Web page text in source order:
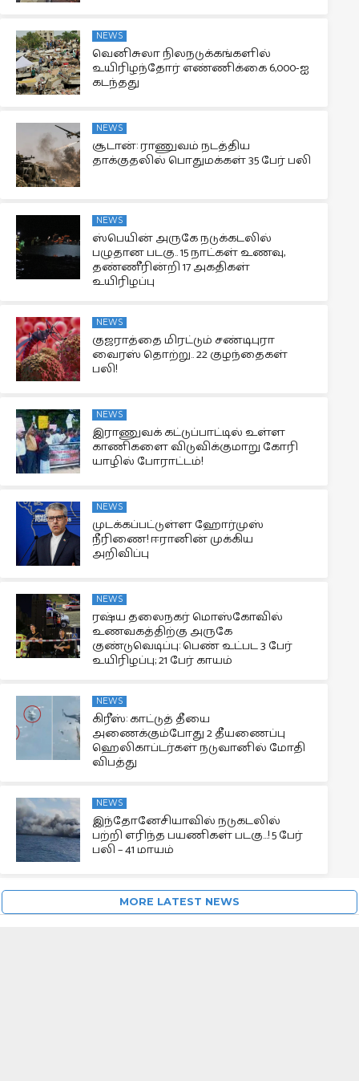
NEWS
வெனிசுலா நிலநடுக்கங்களில்
உயிரிழந்தோர் எண்ணிக்கை 6,000-ஐ
கடந்தது
NEWS
சூடான்: ராணுவம் நடத்திய
தாக்குதலில் பொதுமக்கள் 35 பேர் பலி
NEWS
ஸ்பெயின் அருகே நடுக்கடலில்
பழுதான படகு.. 15 நாட்கள் உணவு,
தண்ணீரின்றி 17 அகதிகள்
உயிரிழப்பு
NEWS
குஜராத்தை மிரட்டும் சண்டிபுரா
வைரஸ் தொற்று.. 22 குழந்தைகள்
பலி!
NEWS
இராணுவக் கட்டுப்பாட்டில் உள்ள
காணிகளை விடுவிக்குமாறு கோரி
யாழில் போராட்டம்!
NEWS
முடக்கப்பட்டுள்ள ஹோர்முஸ்
நீரிணை! ஈரானின் முக்கிய
அறிவிப்பு
NEWS
ரஷ்ய தலைநகர் மொஸ்கோவில்
உணவகத்திற்கு அருகே
குண்டுவெடிப்பு: பெண் உட்பட 3 பேர்
உயிரிழப்பு; 21 பேர் காயம்
NEWS
கிரீஸ்: காட்டுத் தீயை
அணைக்கும்போது 2 தீயணைப்பு
ஹெலிகாப்டர்கள் நடுவானில் மோதி
விபத்து
NEWS
இந்தோனேசியாவில் நடுகடலில்
பற்றி எரிந்த பயணிகள் படகு…! 5 பேர்
பலி – 41 மாயம்
MORE LATEST NEWS